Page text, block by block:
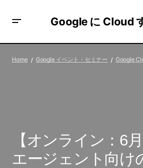
Google に Cloud
な基盤を作る Platform Engineering
Home Google イベント・セミナー Google
【オンライン：6
エージェント向け